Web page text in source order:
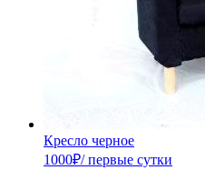
Кресло черное
1000₽/ первые сутки